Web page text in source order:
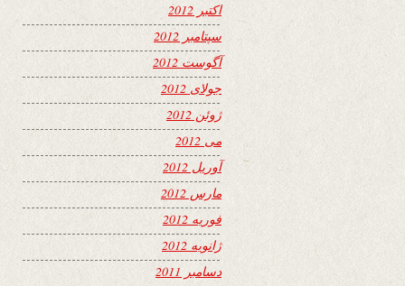
اکتبر 2012
سپتامبر 2012
آگوست 2012
جولای 2012
ژوئن 2012
می 2012
آوریل 2012
مارس 2012
فوریه 2012
ژانویه 2012
دسامبر 2011